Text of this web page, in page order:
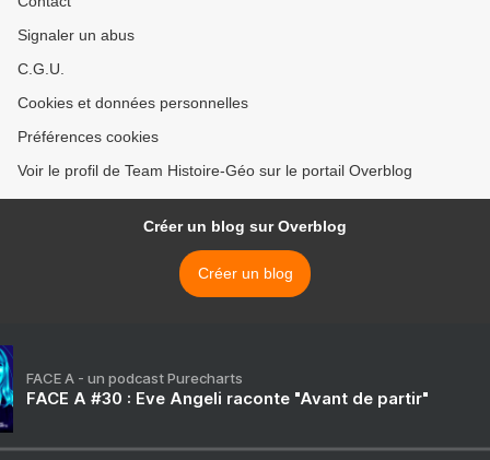
Signaler un abus
C.G.U.
Cookies et données personnelles
Préférences cookies
Voir le profil de Team Histoire-Géo sur le portail Overblog
Créer un blog sur Overblog
Créer un blog
FACE A - un podcast Purecharts
FACE A #30 : Eve Angeli raconte "Avant de partir"